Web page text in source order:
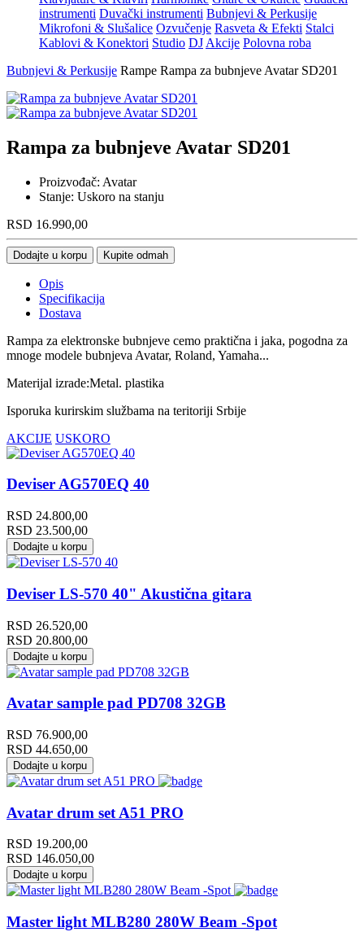
instrumenti Duvački instrumenti Bubnjevi & Perkusije
Mikrofoni & Slušalice Ozvučenje Rasveta & Efekti Stalci
Kablovi & Konektori Studio DJ Akcije Polovna roba
Bubnjevi & Perkusije Rampe Rampa za bubnjeve Avatar SD201
Rampa za bubnjeve Avatar SD201
Proizvođač: Avatar
Stanje: Uskoro na stanju
RSD 16.990,00
Dodajte u korpu Kupite odmah
Opis
Specifikacija
Dostava
Rampa za elektronske bubnjeve cemo praktična i jaka, pogodna za
mnoge modele bubnjeva Avatar, Roland, Yamaha...
Materijal izrade:Metal. plastika
Isporuka kurirskim službama na teritoriji Srbije
AKCIJE USKORO
Deviser AG570EQ 40
RSD 24.800,00
RSD 23.500,00
Dodajte u korpu
Deviser LS-570 40" Akustična gitara
RSD 26.520,00
RSD 20.800,00
Dodajte u korpu
Avatar sample pad PD708 32GB
RSD 76.900,00
RSD 44.650,00
Dodajte u korpu
Avatar drum set A51 PRO
RSD 19.200,00
RSD 146.050,00
Dodajte u korpu
Master light MLB280 280W Beam -Spot